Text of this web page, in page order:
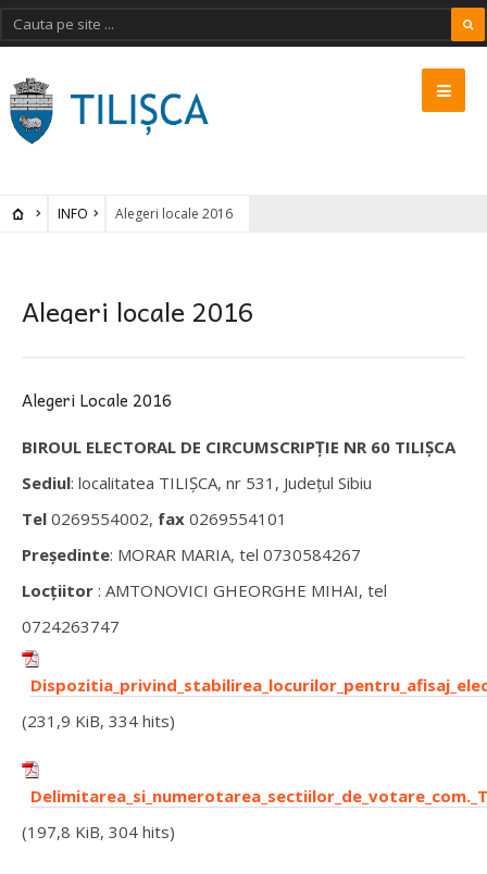
INFO Alegeri locale 2016
Alegeri locale 2016
Alegeri Locale 2016
BIROUL ELECTORAL DE CIRCUMSCRIPȚIE NR 60 TILIȘCA
Sediul: localitatea TILIȘCA, nr 531, Județul Sibiu
Tel 0269554002, fax 0269554101
Președinte: MORAR MARIA, tel 0730584267
Locțiitor : AMTONOVICI GHEORGHE MIHAI, tel
0724263747
(231,9 KiB, 334 hits)
(197,8 KiB, 304 hits)